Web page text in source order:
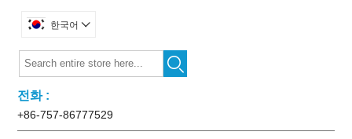
한국어 

전화 :
+86-757-86777529